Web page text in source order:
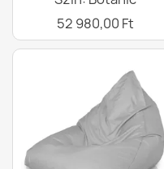
52 980,00 Ft